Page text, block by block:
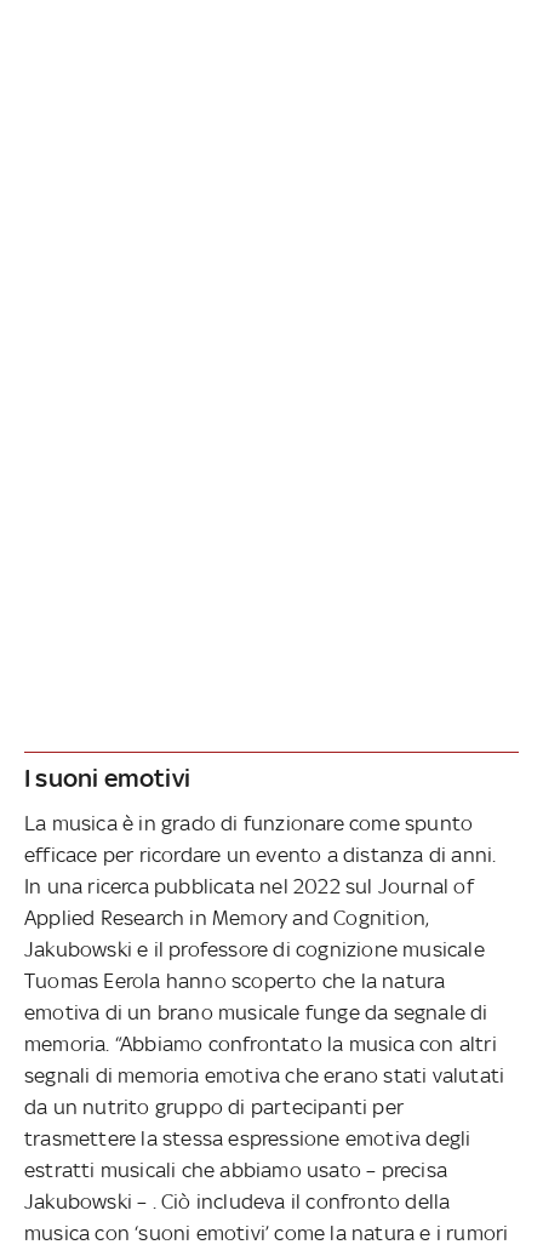
I suoni emotivi
La musica è in grado di funzionare come spunto
efficace per ricordare un evento a distanza di anni.
In una ricerca pubblicata nel 2022 sul Journal of
Applied Research in Memory and Cognition,
Jakubowski e il professore di cognizione musicale
Tuomas Eerola hanno scoperto che la natura
emotiva di un brano musicale funge da segnale di
memoria. “Abbiamo confrontato la musica con altri
segnali di memoria emotiva che erano stati valutati
da un nutrito gruppo di partecipanti per
trasmettere la stessa espressione emotiva degli
estratti musicali che abbiamo usato – precisa
Jakubowski – . Ciò includeva il confronto della
musica con ‘suoni emotivi’ come la natura e i rumori